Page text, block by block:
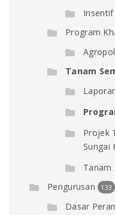
Program
Tanam
Projek
Sungai
Tanam
Pengurusan 133
Dasar